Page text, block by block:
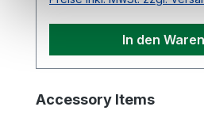
In den
Produktgalerie überspringen
Accessory Items